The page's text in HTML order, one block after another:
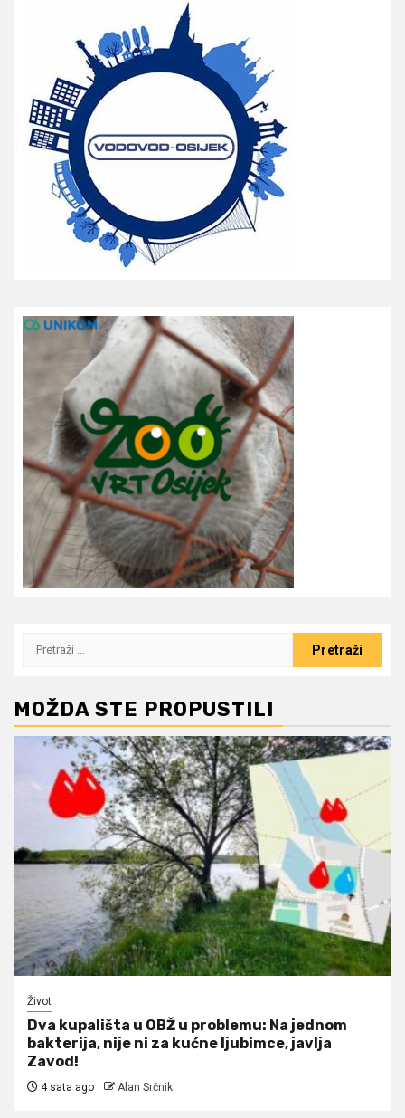
Pretraži:
MOŽDA STE PROPUSTILI
Život
Dva kupališta u OBŽ u problemu: Na jednom
bakterija, nije ni za kućne ljubimce, javlja
Zavod!
4 sata ago Alan Srčnik